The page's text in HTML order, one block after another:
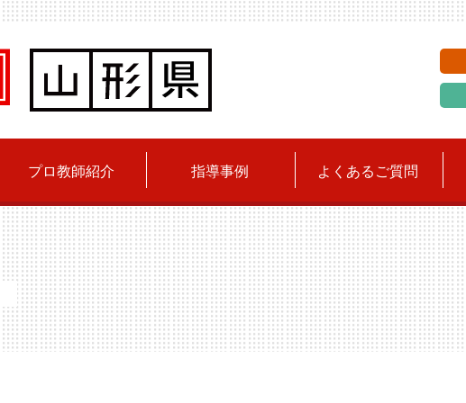
プロ教師紹介 指導事例 よくあるご質問